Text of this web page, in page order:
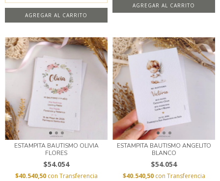
AGREGAR AL CARRITO
AGREGAR AL CARRITO
ESTAMPITA BAUTISMO OLIVIA
FLORES
$54.054
$40.540,50 con Transferencia
ESTAMPITA BAUTISMO ANGELITO
BLANCO
$54.054
$40.540,50 con Transferencia